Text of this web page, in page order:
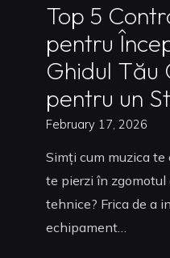
Top 5
pentru
Ghidul Tău
pentru un
February 17, 2026
Simți cum muzica
te pierzi în
tehnice? Frica de a
echipament…